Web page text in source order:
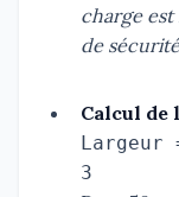
charge est
de
Calcul de
Largeur
3